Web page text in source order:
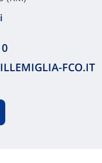
FCO.IT